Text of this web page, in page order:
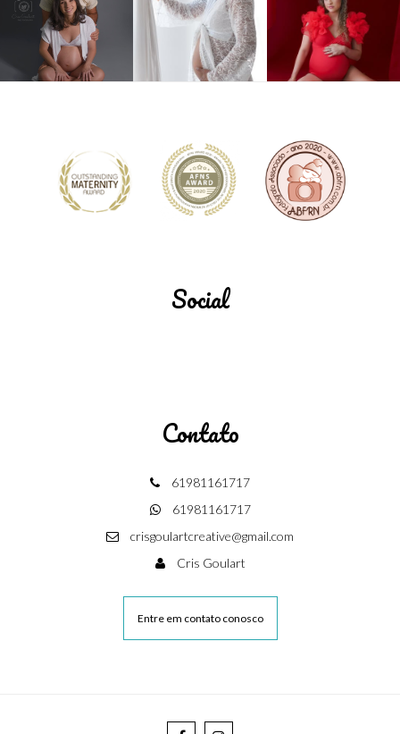
Social
Contato
61981161717
61981161717
crisgoulartcreative@gmail.com
Cris Goulart
Entre em contato conosco